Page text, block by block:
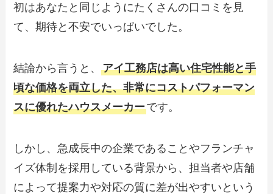
初はあなたと同じようにたくさんの口コミを見
て、期待と不安でいっぱいでした。
結論から言うと、アイ工務店は高い住宅性能と手
頃な価格を両立した、非常にコストパフォーマン
スに優れたハウスメーカーです。
しかし、急成長中の企業であることやフランチャ
イズ体制を採用している背景から、担当者や店舗
によって提案力や対応の質に差が出やすいという